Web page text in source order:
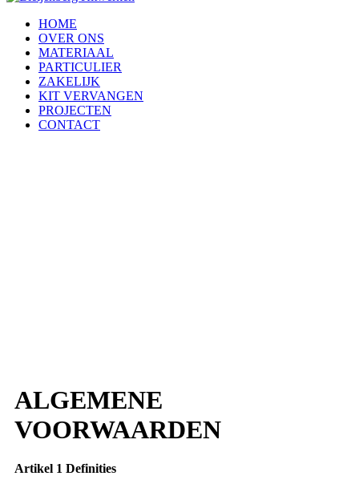
HOME
OVER ONS
MATERIAAL
PARTICULIER
ZAKELIJK
KIT VERVANGEN
PROJECTEN
CONTACT
ALGEMENE
VOORWAARDEN
Artikel 1 Definities